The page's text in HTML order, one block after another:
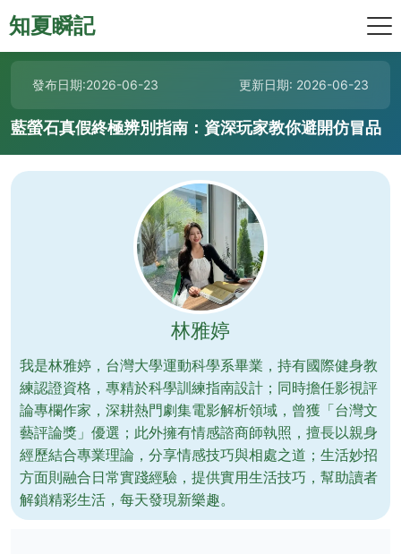
知夏瞬記
發布日期:2026-06-23 更新日期: 2026-06-23
藍螢石真假終極辨別指南：資深玩家教你避開仿冒品
林雅婷
我是林雅婷，台灣大學運動科學系畢業，持有國際健身教
練認證資格，專精於科學訓練指南設計；同時擔任影視評
論專欄作家，深耕熱門劇集電影解析領域，曾獲「台灣文
藝評論獎」優選；此外擁有情感諮商師執照，擅長以親身
經歷結合專業理論，分享情感技巧與相處之道；生活妙招
方面則融合日常實踐經驗，提供實用生活技巧，幫助讀者
解鎖精彩生活，每天發現新樂趣。